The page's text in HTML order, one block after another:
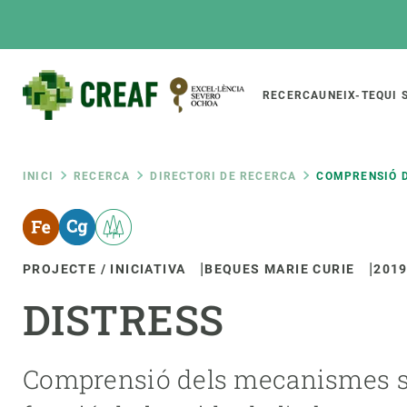
Main
RECERCAUNEIX-TEQUI
Fil
d'ariadna
INICI RECERCA DIRECTORI DE RECERCA COMPRENSIÓ
PROJECTE / INICIATIVA BEQUES MARIE CURIE 2019
DISTRESS
Comprensió dels mecanismes
Featured
responsive
INTRANET
Responsive
menu
SOBRE NOSALTRES
Organització institucional
La nostra gent
RECERCA
Funcionament